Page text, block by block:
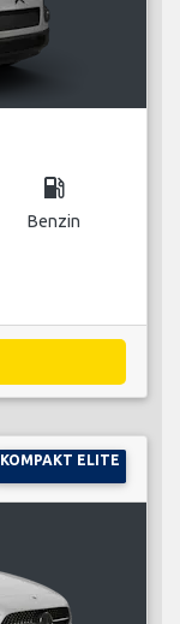
local_gas_station
Benzin
KOMPAKT ELITE